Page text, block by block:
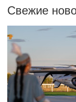
Свежие